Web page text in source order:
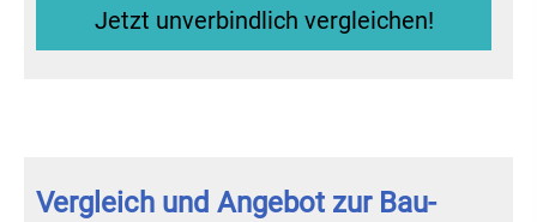
Jetzt unverbindlich ver­gleichen!
Vergleich und Angebot zur Bau­